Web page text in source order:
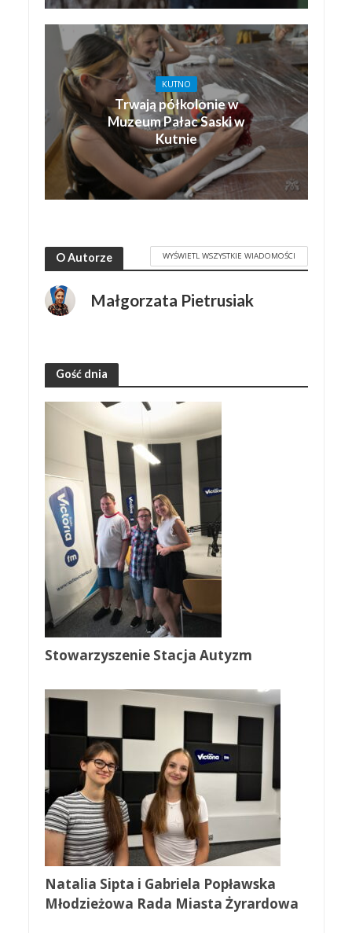
KUTNO
Trwają półkolonie w
Muzeum Pałac Saski w
Kutnie
O Autorze WYŚWIETL WSZYSTKIE WIADOMOŚCI
Małgorzata Pietrusiak
Gość dnia
Stowarzyszenie Stacja Autyzm
Natalia Sipta i Gabriela Popławska
Młodzieżowa Rada Miasta Żyrardowa